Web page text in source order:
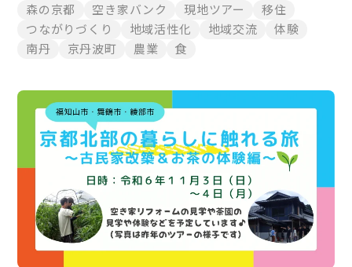
森の京都
空き家バンク 現地ツアー
移住
つながりづくり
地域活性化 地域交流
体験
南丹
京丹波町 農業 食